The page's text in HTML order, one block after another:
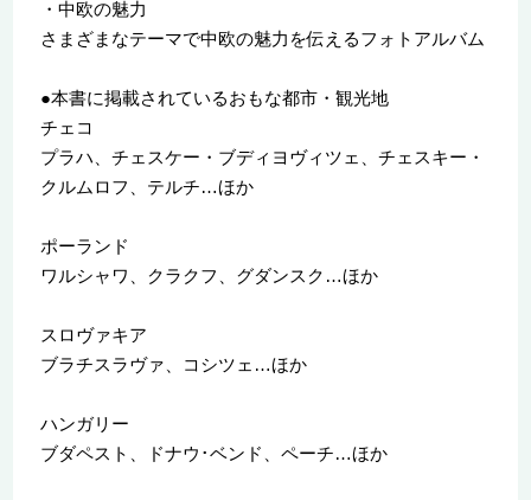
・中欧の魅力
さまざまなテーマで中欧の魅力を伝えるフォトアルバム
●本書に掲載されているおもな都市・観光地
チェコ
プラハ、チェスケー・ブディヨヴィツェ、チェスキー・
クルムロフ、テルチ…ほか
ポーランド
ワルシャワ、クラクフ、グダンスク…ほか
スロヴァキア
ブラチスラヴァ、コシツェ…ほか
ハンガリー
ブダペスト、ドナウ･ベンド、ペーチ…ほか